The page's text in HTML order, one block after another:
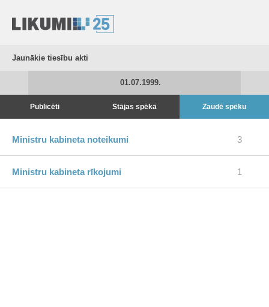
Jaunākie tiesību akti
01.07.1999.
Publicēti Stājas spēkā Zaudē spēku
Ministru kabineta noteikumi 3
Ministru kabineta rīkojumi 1